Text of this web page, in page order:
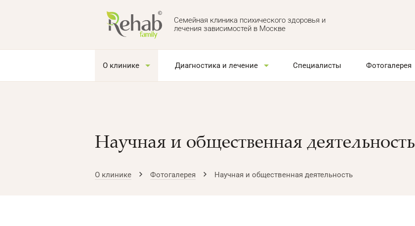
Семейная клиника психического здоровья и
лечения зависимостей в Москве
О клинике Диагностика и лечение Специалисты Фотогалерея
Научная и общественная деятельность
О клинике Фотогалерея Научная и общественная деятельность